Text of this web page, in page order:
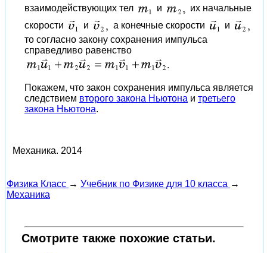
взаимодействующих тел
и
их начальные
скорости
и а конечные скорости
и
то согласно закону сохранения импульса
справедливо равенство
Покажем, что закон сохранения импульса является
следствием второго закона Ньютона и третьего
закона Ньютона.
Механика. 2014
Физика Класс → Учебник по Физике для 10 класса →
Механика
Смотрите также похожие статьи.